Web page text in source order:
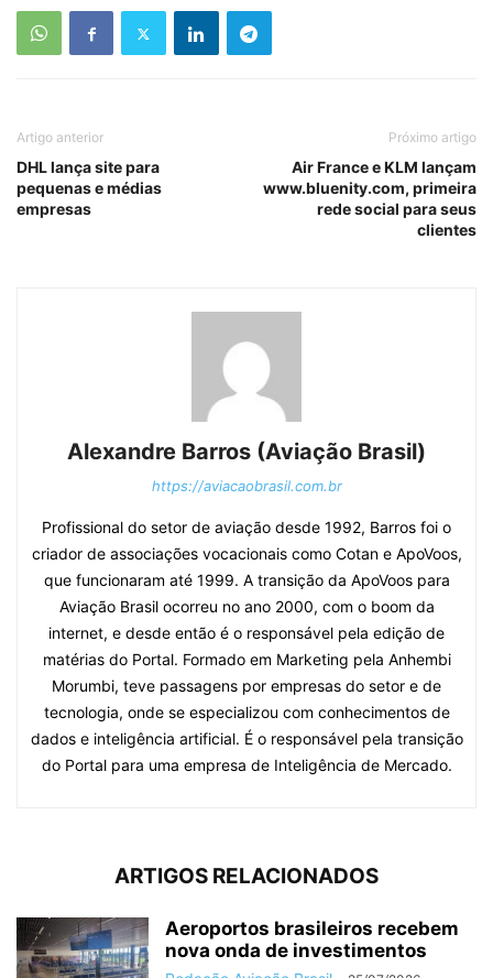
Artigo anterior
DHL lança site para
pequenas e médias
empresas
Próximo artigo
Air France e KLM lançam
www.bluenity.com, primeira
rede social para seus
clientes
Alexandre Barros (Aviação Brasil)
https://aviacaobrasil.com.br
Profissional do setor de aviação desde 1992, Barros foi o
criador de associações vocacionais como Cotan e ApoVoos,
que funcionaram até 1999. A transição da ApoVoos para
Aviação Brasil ocorreu no ano 2000, com o boom da
internet, e desde então é o responsável pela edição de
matérias do Portal. Formado em Marketing pela Anhembi
Morumbi, teve passagens por empresas do setor e de
tecnologia, onde se especializou com conhecimentos de
dados e inteligência artificial. É o responsável pela transição
do Portal para uma empresa de Inteligência de Mercado.
ARTIGOS RELACIONADOS
Aeroportos brasileiros recebem
nova onda de investimentos